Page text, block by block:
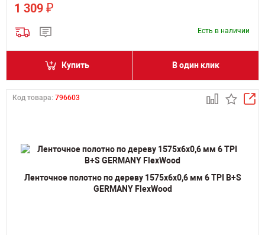
1 309 ₽
Есть в наличии
Купить В один клик
Код товара: 796603
Ленточное полотно по дереву 1575х6х0,6 мм 6 TPI B+S
GERMANY FlexWood